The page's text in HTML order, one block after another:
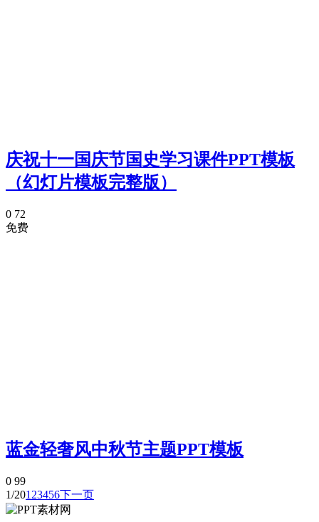
庆祝十一国庆节国史学习课件PPT模板
（幻灯片模板完整版）
0 72
免费
蓝金轻奢风中秋节主题PPT模板
0 99
1/201 23456下一页